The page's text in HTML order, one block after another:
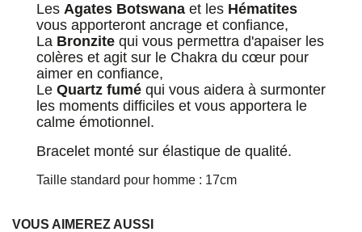
Les Agates Botswana et les Hématites
vous apporteront ancrage et confiance,
La Bronzite qui vous permettra d'apaiser les
colères et agit sur le Chakra du cœur pour
aimer en confiance,
Le Quartz fumé qui vous aidera à surmonter
les moments difficiles et vous apportera le
calme émotionnel.
Bracelet monté sur élastique de qualité.
Taille standard pour homme : 17cm
VOUS AIMEREZ AUSSI